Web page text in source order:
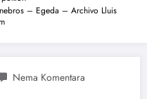
– Egeda – Archivo Lluis